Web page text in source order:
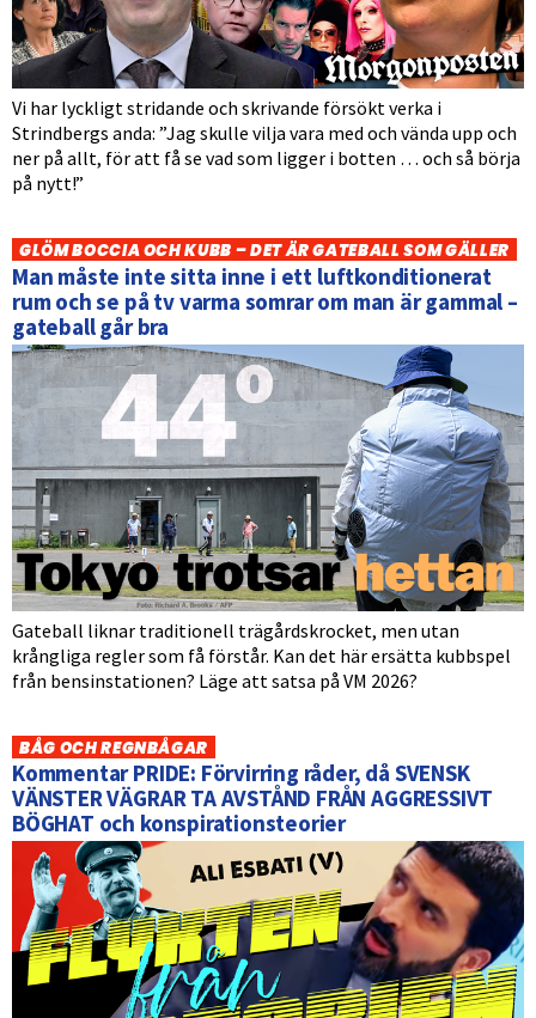
Vi har lyckligt stridande och skrivande försökt verka i
Strindbergs anda: ”Jag skulle vilja vara med och vända upp och
ner på allt, för att få se vad som ligger i botten … och så börja
på nytt!”
GLÖM BOCCIA OCH KUBB – DET ÄR GATEBALL SOM GÄLLER
Man måste inte sitta inne i ett luftkonditionerat
rum och se på tv varma somrar om man är gammal –
gateball går bra
Gateball liknar traditionell trägårdskrocket, men utan
krångliga regler som få förstår. Kan det här ersätta kubbspel
från bensinstationen? Läge att satsa på VM 2026?
BÅG OCH REGNBÅGAR
Kommentar PRIDE: Förvirring råder, då SVENSK
VÄNSTER VÄGRAR TA AVSTÅND FRÅN AGGRESSIVT
BÖGHAT och konspirationsteorier